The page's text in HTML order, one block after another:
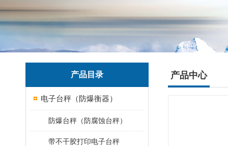
产品目录
电子台秤（防爆衡器）
防爆台秤（防腐蚀台秤）
带不干胶打印电子台秤
产品中心